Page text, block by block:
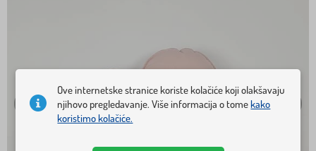
Ove internetske stranice koriste kolačiće koji olakšavaju
njihovo pregledavanje. Više informacija o tomekako
koristimo kolačiće.